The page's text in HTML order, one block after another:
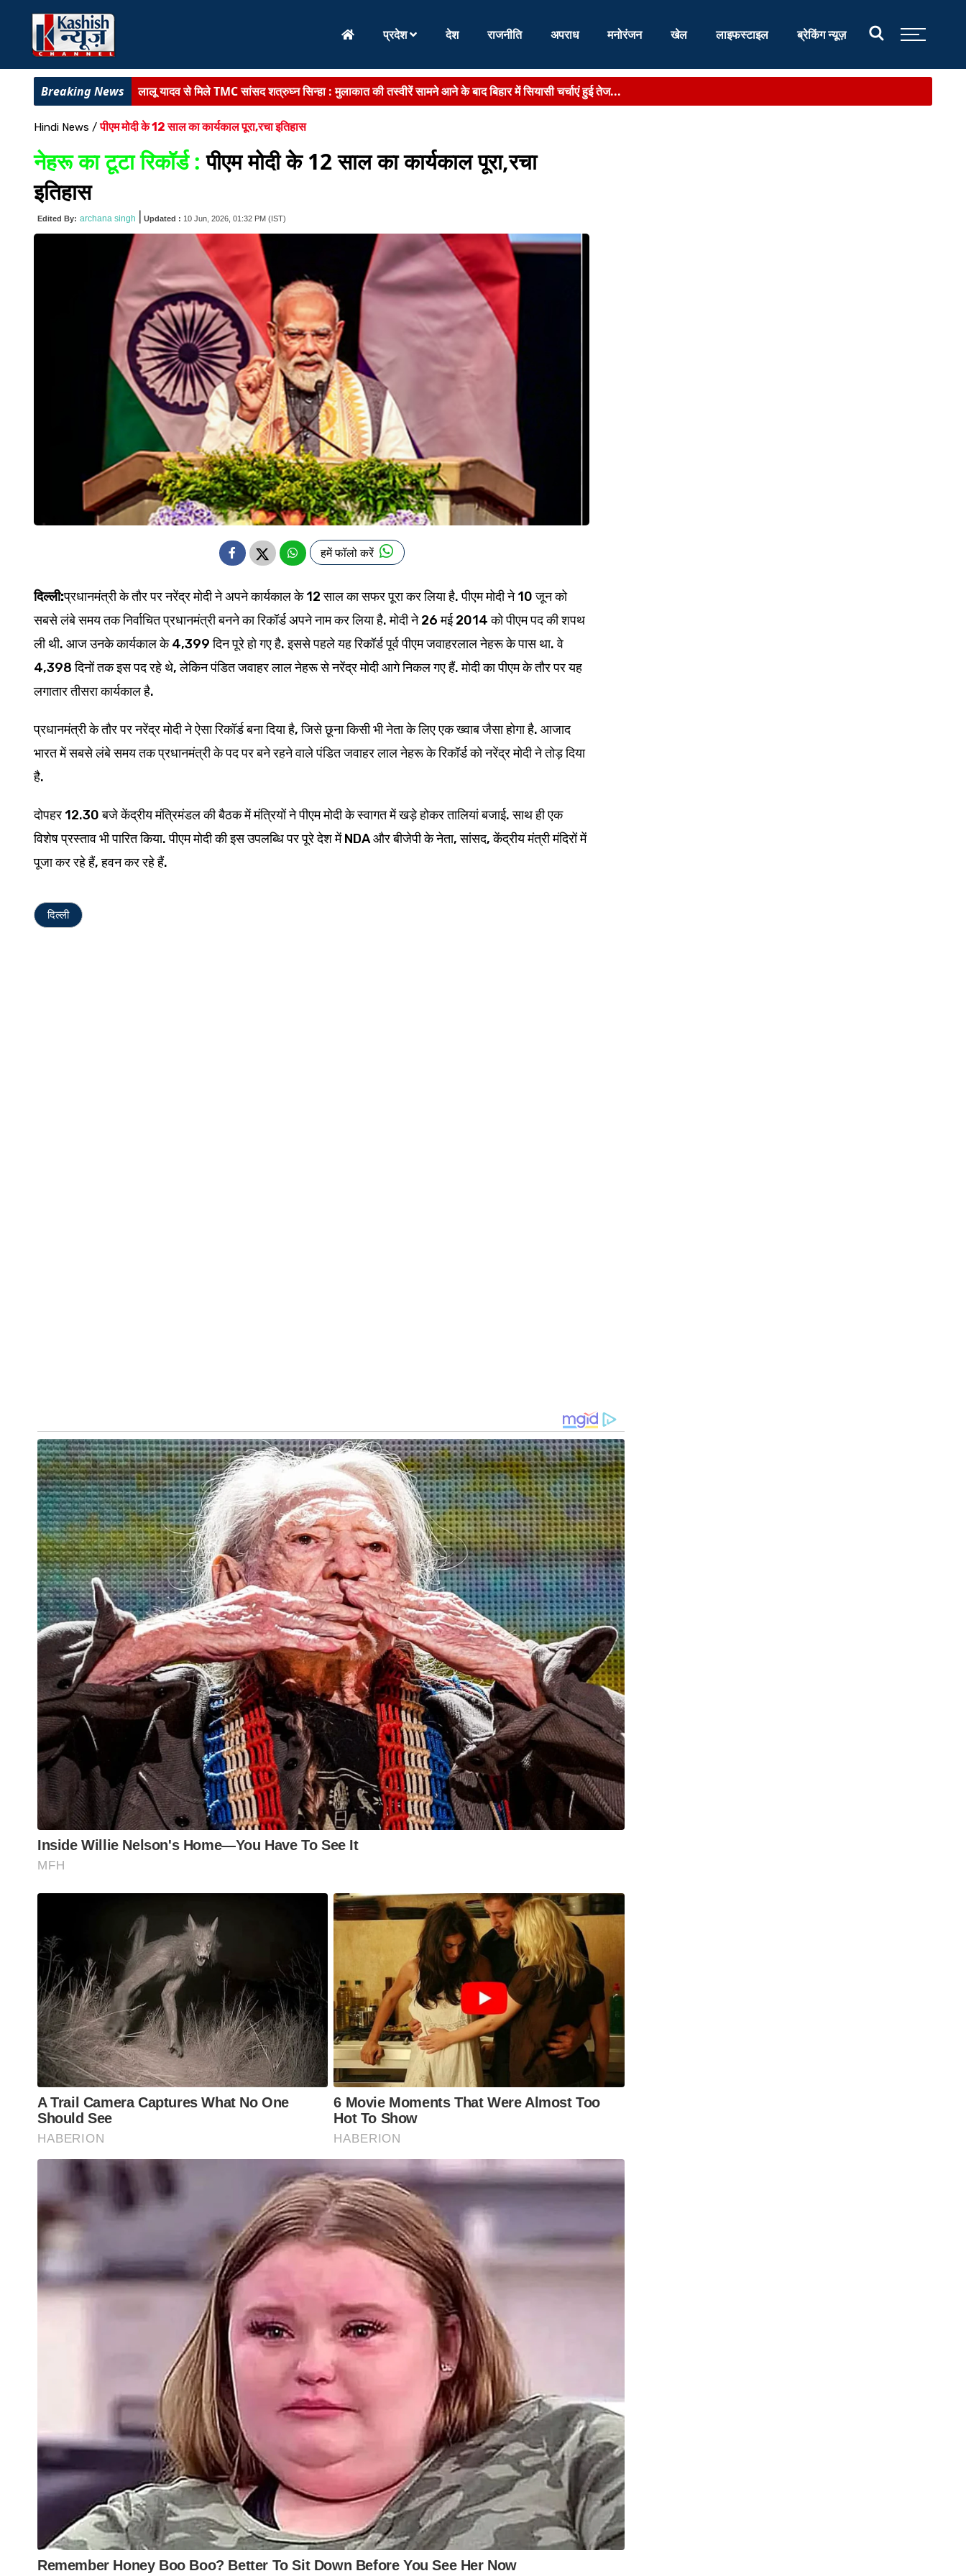
प्रदेश देश राजनीति अपराध मनोरंजन खेल लाइफस्टाइल ब्रेकिंग न्यूज़
लालू यादव से मिले TMC सांसद शत्रुघ्न सिन्हा :मुलाकात की तस्वीरें सामने आने के बाद बिहार में सियासी चर्चाएं हुई तेज...
बिहार में चीनी उद्योग को बड़ी बढ़त :809 लाख क्विंटल गन्ना पेराई का लक्ष्य,पश्चिम चंपारण को सबसे बड़ी हिस्सेदार...
पटना नगर निगम का बड़ा फैसला :555 करोड़ में निजी एजेंसी को जिम्मेदारी,75 वार्डों में लागू होगा नया सिस्टम...
BPSC TRE-4 में बढ़ सकती है वैकेंसी :
शिक्षा विभाग ने जिलों से मांगा नया ब्योरा,नोटिफिकेशन के लिए अभ्यर्थियों का ...
मद्य निषेध मंत्री मदन सहनी एक्शन में :
बिहार शिक्षा व्यवस्था में बड़े बदलाव :गुणवत्तापूर्ण शिक्षा,परीक्षा सुधार,AI तकनीक,विशेष शिविर और छात्र कल्याण पर ...
Hindi News / पीएम मोदी के 12 साल का कार्यकाल पूरा,रचा इतिहास
नेहरू का टूटा रिकॉर्ड :पीएम मोदी के 12 साल का कार्यकाल पूरा,रचा
इतिहास
Edited By: archana singh Updated : 10 Jun, 2026, 01:32 PM (IST)
हमें फॉलो करें
दिल्ली:प्रधानमंत्री के तौर पर नरेंद्र मोदी ने अपने कार्यकाल के 12 साल का सफर पूरा कर लिया है. पीएम मोदी ने 10 जून को
सबसे लंबे समय तक निर्वाचित प्रधानमंत्री बनने का रिकॉर्ड अपने नाम कर लिया है. मोदी ने 26 मई 2014 को पीएम पद की शपथ
ली थी. आज उनके कार्यकाल के 4,399 दिन पूरे हो गए है. इससे पहले यह रिकॉर्ड पूर्व पीएम जवाहरलाल नेहरू के पास था. वे
4,398 दिनों तक इस पद रहे थे, लेकिन पंडित जवाहर लाल नेहरू से नरेंद्र मोदी आगे निकल गए हैं. मोदी का पीएम के तौर पर यह
लगातार तीसरा कार्यकाल है.
प्रधानमंत्री के तौर पर नरेंद्र मोदी ने ऐसा रिकॉर्ड बना दिया है, जिसे छूना किसी भी नेता के लिए एक ख्वाब जैसा होगा है. आजाद
भारत में सबसे लंबे समय तक प्रधानमंत्री के पद पर बने रहने वाले पंडित जवाहर लाल नेहरू के रिकॉर्ड को नरेंद्र मोदी ने तोड़ दिया
है.
दोपहर 12.30 बजे केंद्रीय मंत्रिमंडल की बैठक में मंत्रियों ने पीएम मोदी के स्वागत में खड़े होकर तालियां बजाई. साथ ही एक
विशेष प्रस्ताव भी पारित किया. पीएम मोदी की इस उपलब्धि पर पूरे देश में NDA और बीजेपी के नेता, सांसद, केंद्रीय मंत्री मंदिरों में
पूजा कर रहे हैं, हवन कर रहे हैं.
दिल्ली